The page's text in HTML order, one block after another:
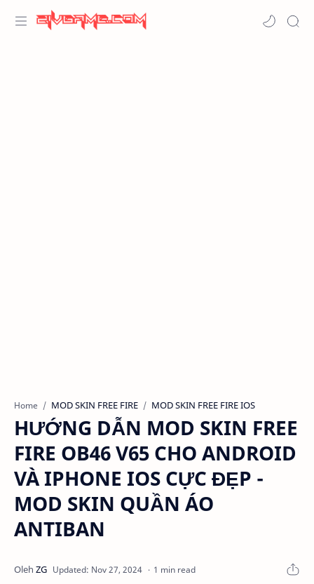
Home MOD SKIN FREE FIRE MOD SKIN FREE FIRE IOS
HƯỚNG DẪN MOD SKIN FREE
FIRE OB46 V65 CHO ANDROID
VÀ IPHONE IOS CỰC ĐẸP -
MOD SKIN QUẦN ÁO
ANTIBAN
1 min read